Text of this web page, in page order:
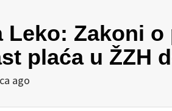
Leko: Zakoni o
plaća u ŽZH
ago